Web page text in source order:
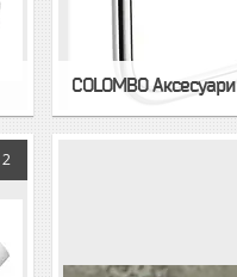
COLOMBO Аксесуари
2